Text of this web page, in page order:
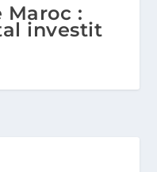
Maroc :
investit